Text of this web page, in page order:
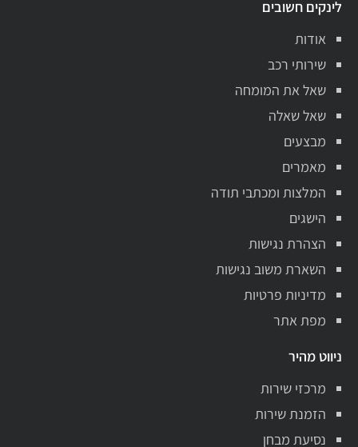
לינקים חשובים
אודות
שירותי רכב
שאל את המומחה
שאל שאלה
מבצעים
מאמרים
המלצות ומכתבי תודה
הישגים
הצהרת נגישות
השארת משוב נגישות
מדיניות פרטיות
מפת אתר
ניווט מהיר
מרכזי שירות
הזמנת שירות
נסיעת מבחן